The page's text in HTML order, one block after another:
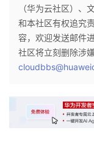
（华为云社区）、
和本社区有权追究
容，欢迎发送邮件
社区将立刻删除涉